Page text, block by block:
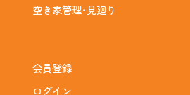
空き家管理･見廻り
会員登録
ログイン